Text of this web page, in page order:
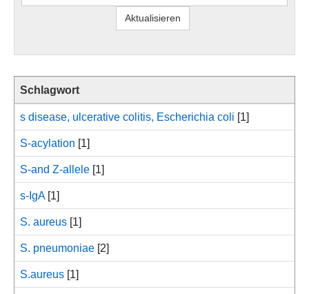
Schlagwort
s disease, ulcerative colitis, Escherichia coli [1]
S-acylation [1]
S-and Z-allele [1]
s-IgA[1]
S. aureus [1]
S. pneumoniae [2]
S.aureus [1]